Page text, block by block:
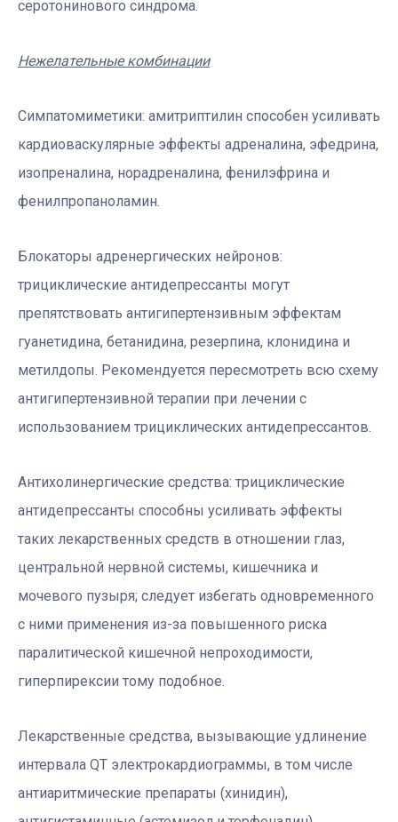
серотонинового синдрома.
Нежелательные комбинации
Симпатомиметики: амитриптилин способен усиливать
кардиоваскулярные эффекты адреналина, эфедрина,
изопреналина, норадреналина, фенилэфрина и
фенилпропаноламин.
Блокаторы адренергических нейронов:
трициклические антидепрессанты могут
препятствовать антигипертензивным эффектам
гуанетидина, бетанидина, резерпина, клонидина и
метилдопы. Рекомендуется пересмотреть всю схему
антигипертензивной терапии при лечении с
использованием трициклических антидепрессантов.
Антихолинергические средства: трициклические
антидепрессанты способны усиливать эффекты
таких лекарственных средств в отношении глаз,
центральной нервной системы, кишечника и
мочевого пузыря; следует избегать одновременного
с ними применения из-за повышенного риска
паралитической кишечной непроходимости,
гиперпирексии тому подобное.
Лекарственные средства, вызывающие удлинение
интервала QT электрокардиограммы, в том числе
антиаритмические препараты (хинидин),